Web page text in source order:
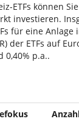
ETFs können
investieren.
für eine Anlage
der ETFs auf
0,40% p.a..